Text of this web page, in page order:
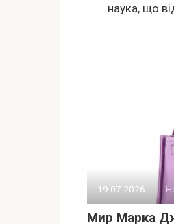
наука, що
19.07.2026
Мир Марка